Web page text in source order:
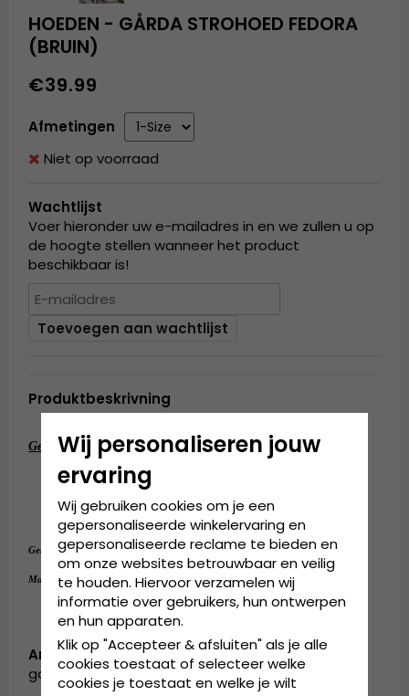
HOEDEN - GÅRDA STROHOED FEDORA
(BRUIN)
€39.99
Afmetingen
Niet op voorraad
Wachtlijst
Voer hieronder uw e-mailadres in en we zullen u op
de hoogte stellen wanneer het product
beschikbaar is!
Toevoegen aan wachtlijst
Produktbeskrivning
Gedetailleerde informatie:
12 centimeter kroon.
10 centimeter rand.
Gemaakt van100%stro.
Gemaakt van: 100%stro.
Maattabel: 56 cm - 58 cm
Artikelnummer:
garda.strawhat.fedora.brown-JK7
Wij personaliseren jouw
ervaring
Wij gebruiken cookies om je een
gepersonaliseerde winkelervaring en
gepersonaliseerde reclame te bieden en
om onze websites betrouwbaar en veilig
te houden. Hiervoor verzamelen wij
informatie over gebruikers, hun ontwerpen
en hun apparaten.
Klik op "Accepteer & afsluiten" als je alle
cookies toestaat of selecteer welke
cookies je toestaat en welke je wilt